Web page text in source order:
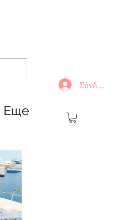
Σύνδεση
Еще